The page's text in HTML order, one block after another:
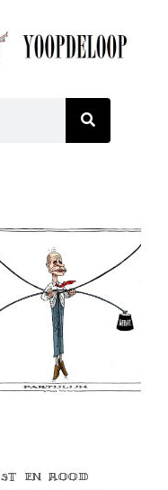
en rood